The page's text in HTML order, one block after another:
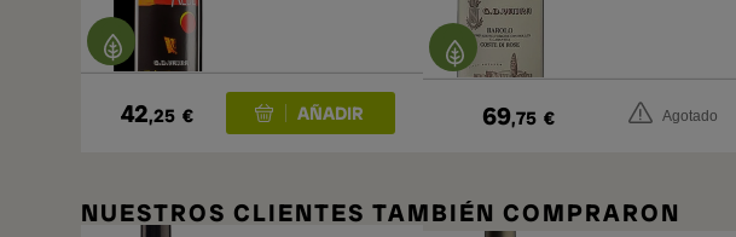
42,25 € 69,75 € Agotado
NUESTROS CLIENTES TAMBIÉN COMPRARON